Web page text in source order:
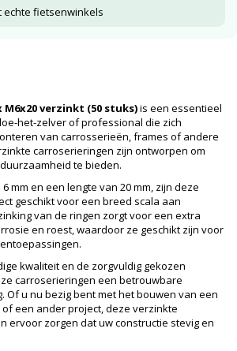
fietsenwinkels
verzinkt (50 stuks)is een essentieel
het-zelver of professional die zich
van carrosserieën, frames of andere
carroserieringen zijn ontworpen om
te bieden.
mm en een lengte van 20 mm, zijn deze
geschikt voor een breed scala aan
van de ringen zorgt voor een extra
en roest, waardoor ze geschikt zijn voor
kwaliteit en de zorgvuldig gekozen
carroserieringen een betrouwbare
Of u nu bezig bent met het bouwen van een
een ander project, deze verzinkte
ervoor zorgen dat uw constructie stevig en